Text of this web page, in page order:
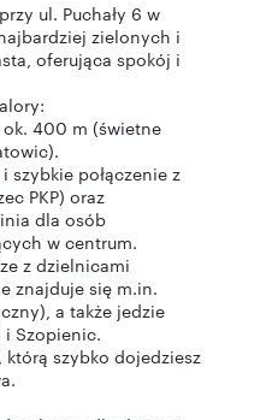
ul. Puchały 6 w
zielonych i
oferująca spokój i
ok. 400 m (świetne
szybkie połączenie z
PKP) oraz
dla osób
w centrum.
z dzielnicami
znajduje się m.in.
a także jedzie
i Szopienic.
szybko dojedziesz